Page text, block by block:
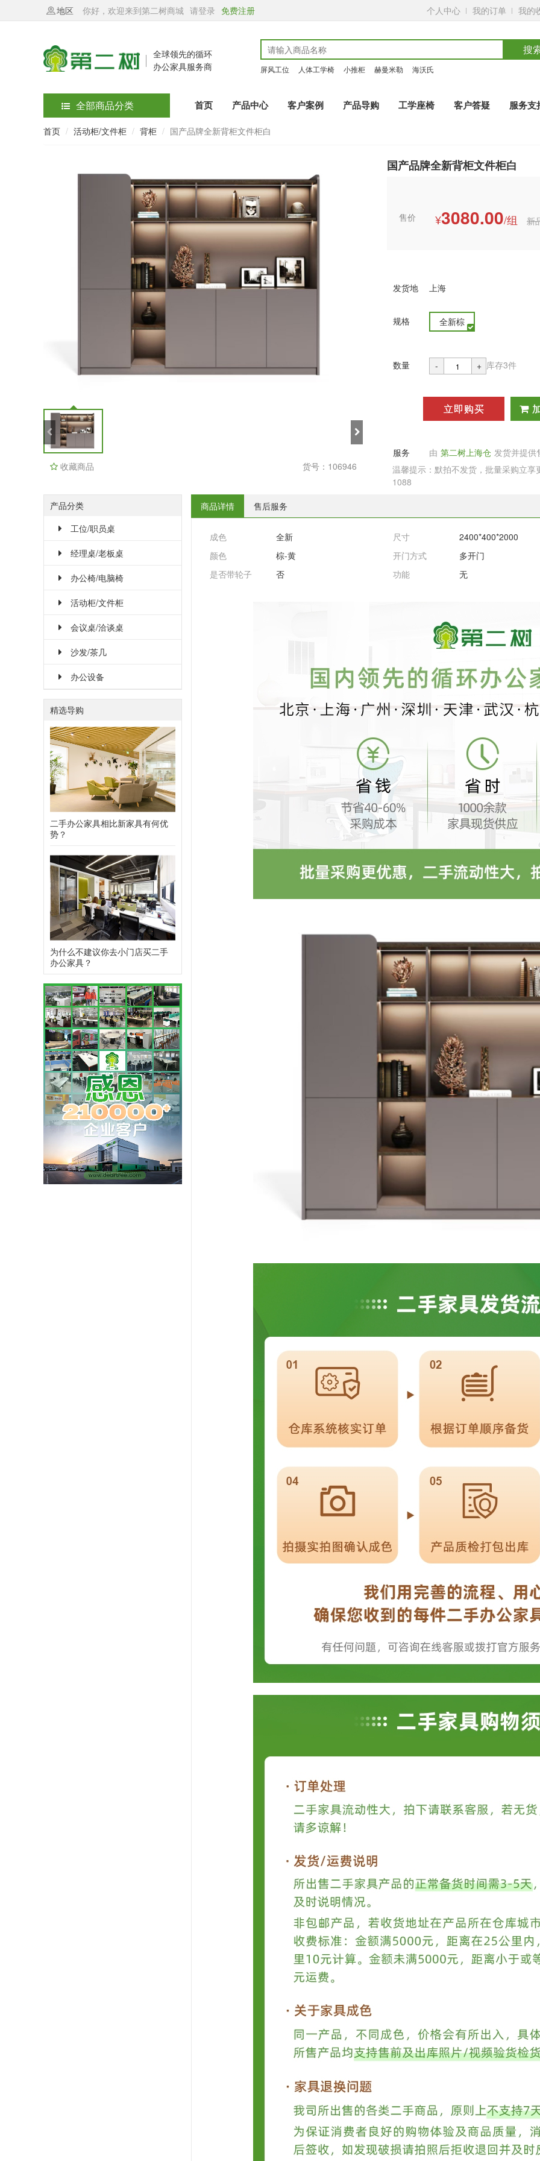
地区 你好，欢迎来到第二树商城 请登录 免费注册 个人中心 我的订单 我的
全球领先的循环
办公家具服务商
搜
屏风工位 人体工学椅 小推柜 赫曼米勒 海沃氏
全部商品分类 首页 产品中心 客户案例 产品导购 工学座椅 客户答疑 服务支
首页 活动柜/文件柜 背柜 国产品牌全新背柜文件柜白
收藏商品 货号：106946
国产品牌全新背柜文件柜白
售价 ¥3080.00/组 新
发货地 上海
规格 全新棕
数量 - + 库存3件
立即购买
服务 由 第二树上海仓 发货并提供
温馨提示：默拍不发货，批量采购立
1088
产品分类
工位/职员桌
经理桌/老板桌
办公椅/电脑椅
活动柜/文件柜
会议桌/洽谈桌
沙发/茶几
办公设备
精选导购
二手办公家具相比新家具有何优
势？
为什么不建议你去小门店买二手
办公家具？
商品详情 售后服务
成色 全新 尺寸
2400*400*2000
颜色
棕-黄 开门方式
多开门
是否带轮子
否 功能 无